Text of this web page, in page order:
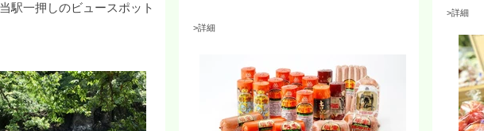
駅一押しのビュースポット
>詳細
>詳細